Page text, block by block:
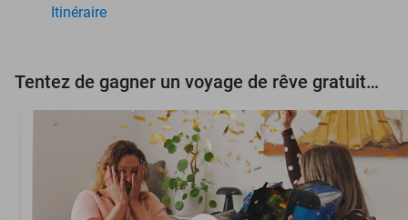
Itinéraire
Tentez de gagner un voyage de rêve gratuit d'une valeur de 3.000 € !